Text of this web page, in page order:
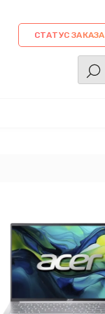
СТАТУС ЗАКАЗА